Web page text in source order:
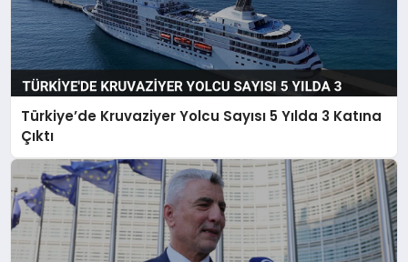
Türkiye’de Kruvaziyer Yolcu Sayısı 5 Yılda 3 Katına
Çıktı